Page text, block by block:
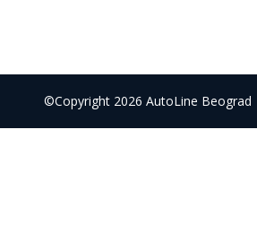
©Copyright 2026 AutoLine